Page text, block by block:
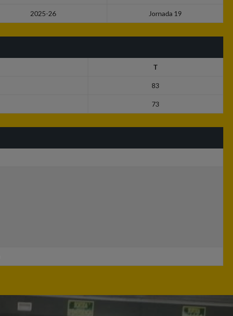
2025-26 Jornada 19
T
83
73